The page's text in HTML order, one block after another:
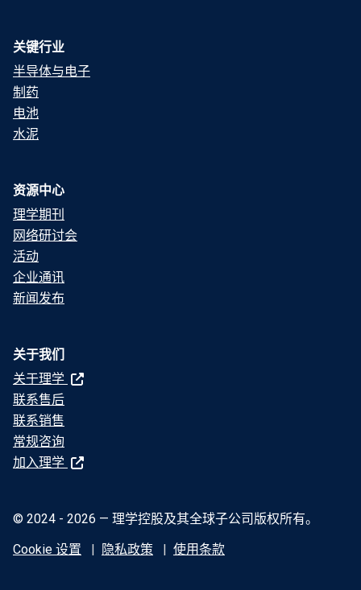
关键行业
半导体与电子
制药
电池
水泥
资源中心
理学期刊
网络研讨会
活动
企业通讯
新闻发布
关于我们
关于理学
联系售后
联系销售
常规咨询
加入理学
© 2024 - 2026 — 理学控股及其全球子公司版权所有。
Cookie 设置
隐私政策 使用条款